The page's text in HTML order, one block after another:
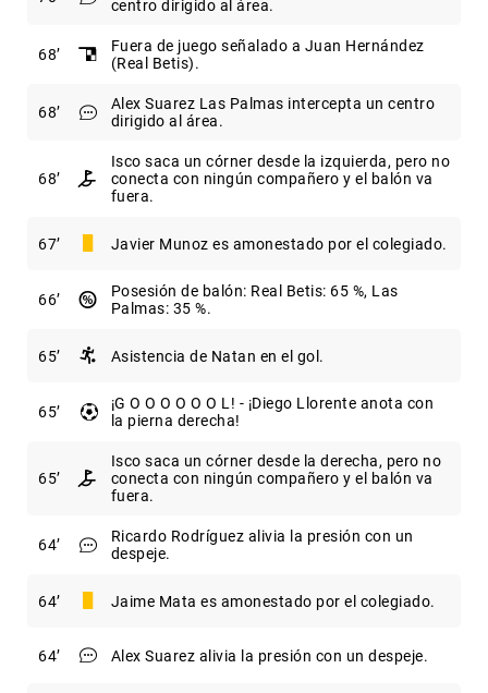
centro dirigido al área.
68
Fuera de juego señalado a Juan Hernández
(Real Betis).
68
Alex Suarez Las Palmas intercepta un centro
dirigido al área.
68
Isco saca un córner desde la izquierda, pero no
conecta con ningún compañero y el balón va
fuera.
67 Javier Munoz es amonestado por el colegiado.
66
Posesión de balón: Real Betis: 65 %, Las
Palmas: 35 %.
65 Asistencia de Natan en el gol.
65
¡G O O O O O O L! - ¡Diego Llorente anota con
la pierna derecha!
65
Isco saca un córner desde la derecha, pero no
conecta con ningún compañero y el balón va
fuera.
64
Ricardo Rodríguez alivia la presión con un
despeje.
64 Jaime Mata es amonestado por el colegiado.
64 Alex Suarez alivia la presión con un despeje.